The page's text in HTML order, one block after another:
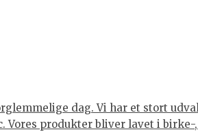
dag. Vi har et stort
Vores produkter bliver lavet i birke-